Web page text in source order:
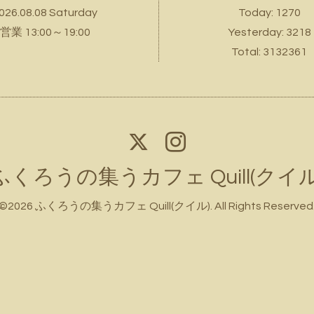
Saturday
営業 13:00～19:00
Today: 1270
Yesterday: 3218
Total: 3132361
くろうの集うカフェ Quill(クイ
ふくろうの集うカフェ Quill(クイル) . All Rights